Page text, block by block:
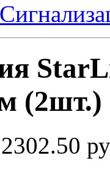
(2шт.)